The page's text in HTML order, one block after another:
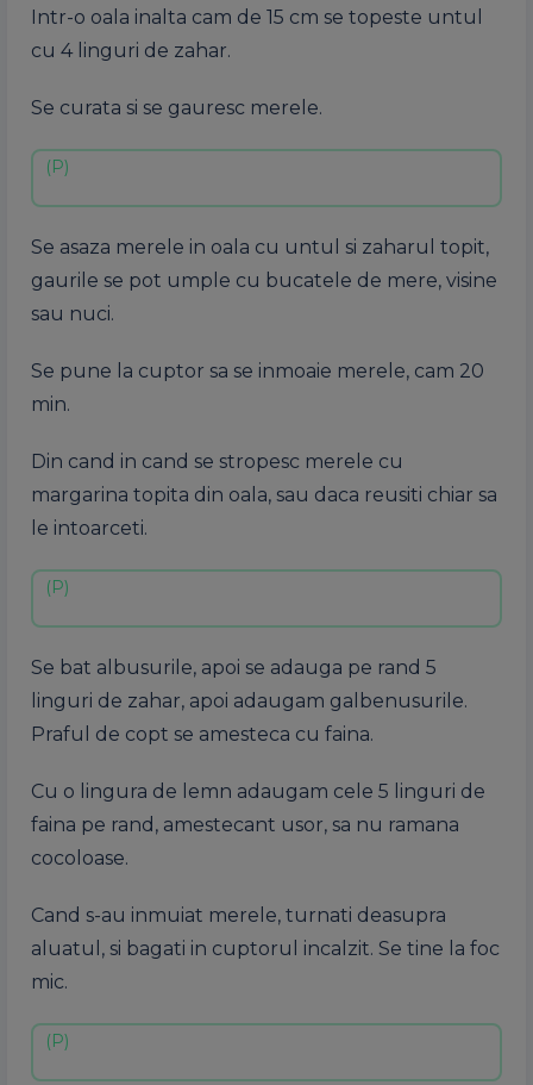
Intr-o oala inalta cam de 15 cm se topeste untul
cu 4 linguri de zahar.
Se curata si se gauresc merele.
Se asaza merele in oala cu untul si zaharul topit,
gaurile se pot umple cu bucatele de mere, visine
sau nuci.
Se pune la cuptor sa se inmoaie merele, cam 20
min.
Din cand in cand se stropesc merele cu
margarina topita din oala, sau daca reusiti chiar sa
le intoarceti.
Se bat albusurile, apoi se adauga pe rand 5
linguri de zahar, apoi adaugam galbenusurile.
Praful de copt se amesteca cu faina.
Cu o lingura de lemn adaugam cele 5 linguri de
faina pe rand, amestecant usor, sa nu ramana
cocoloase.
Cand s-au inmuiat merele, turnati deasupra
aluatul, si bagati in cuptorul incalzit. Se tine la foc
mic.